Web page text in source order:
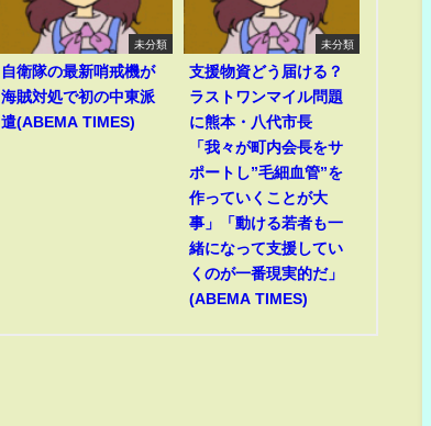
未分類
自衛隊の最新哨戒機が
海賊対処で初の中東派
遣(ABEMA TIMES)
未分類
支援物資どう届ける？
ラストワンマイル問題
に熊本・八代市長
「我々が町内会長をサ
ポートし”毛細血管”を
作っていくことが大
事」「動ける若者も一
緒になって支援してい
くのが一番現実的だ」
(ABEMA TIMES)